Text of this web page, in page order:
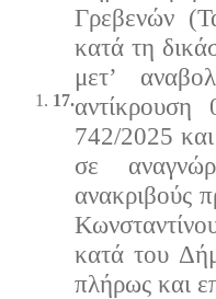
17.
Γρεβενών
κατά τη
μετ’
742/2025
σε
ανακριβούς
κατά του
πλήρως και